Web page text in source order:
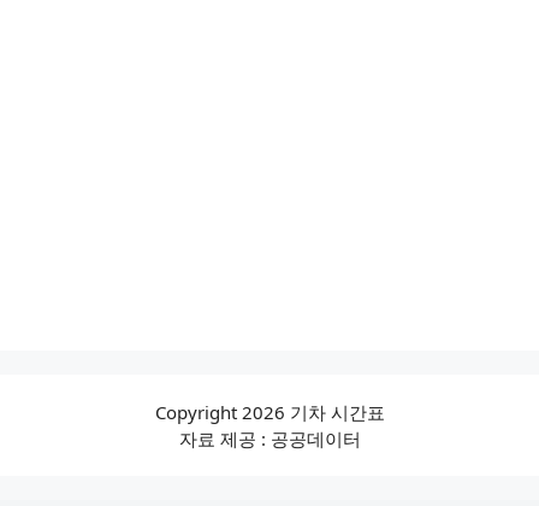
Copyright 2026 기차 시간표
자료 제공 : 공공데이터